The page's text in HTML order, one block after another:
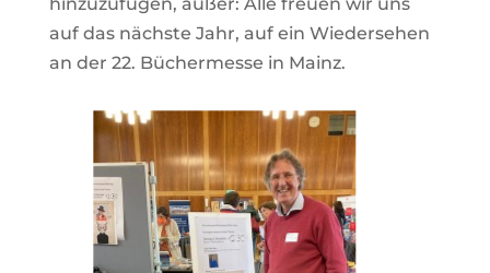
auf das nächste Jahr, auf ein Wie­der­sehen
an der 22. Bücher­messe in Mainz.